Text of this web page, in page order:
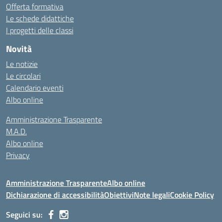
Offerta formativa
Le schede didattiche
I progetti delle classi
Novità
Le notizie
Le circolari
Calendario eventi
Albo online
Amministrazione Trasparente
M.A.D.
Albo online
Privacy
Amministrazione TrasparenteAlbo online
Dichiarazione di accessibilitàObiettiviNote legaliCookie Policy
Seguici su: